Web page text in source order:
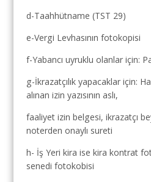
d-Taahhütname (TST 29)
e-Vergi Levhasının fotokopisi
f-Yabancı uyruklu olanlar için:
g-İkrazatçılık yapacaklar için:
alınan izin yazısının aslı,
faaliyet izin belgesi, ikrazatçı
noterden onaylı sureti
h- İş Yeri kira ise kira kontrat
senedi fotokobisi